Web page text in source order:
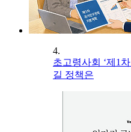
4.
초고령사회 ‘제1
길 정책은